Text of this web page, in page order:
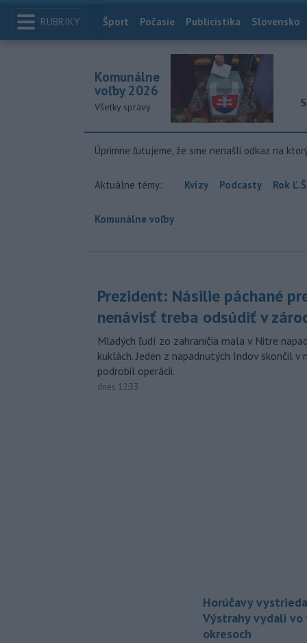
RUBRIKY Index
Šport Počasie Publicistika Slovensko
Komunálne
voľby 2026
Všetky správy
Úprimne ľutujeme, že sme nenašli odkaz na
Aktuálne témy: Kvízy Podcasty Rok
Komunálne voľby
Prezident: Násilie páchané
nenávisť treba odsúdiť v
Mladých ľudí zo zahraničia mala v Nitre
kuklách. Jeden z napadnutých Indov skončil v
podrobil operácii.
dnes 12:33
Horúčavy
Výstrahy vydali vo
okresoch